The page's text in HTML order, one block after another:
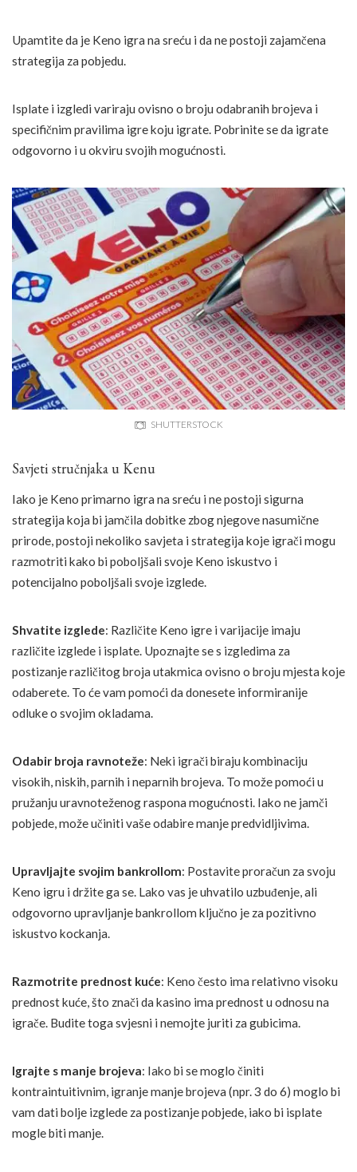
Upamtite da je Keno igra na sreću i da ne postoji zajamčena
strategija za pobjedu.
Isplate i izgledi variraju ovisno o broju odabranih brojeva i
specifičnim pravilima igre koju igrate. Pobrinite se da igrate
odgovorno i u okviru svojih mogućnosti.
SHUTTERSTOCK
Savjeti stručnjaka u Kenu
Iako je Keno primarno igra na sreću i ne postoji sigurna
strategija koja bi jamčila dobitke zbog njegove nasumične
prirode, postoji nekoliko savjeta i strategija koje igrači mogu
razmotriti kako bi poboljšali svoje Keno iskustvo i
potencijalno poboljšali svoje izglede.
Shvatite izglede: Različite Keno igre i varijacije imaju
različite izglede i isplate. Upoznajte se s izgledima za
postizanje različitog broja utakmica ovisno o broju mjesta koje
odaberete. To će vam pomoći da donesete informiranije
odluke o svojim okladama.
Odabir broja ravnoteže: Neki igrači biraju kombinaciju
visokih, niskih, parnih i neparnih brojeva. To može pomoći u
pružanju uravnoteženog raspona mogućnosti. Iako ne jamči
pobjede, može učiniti vaše odabire manje predvidljivima.
Upravljajte svojim bankrollom: Postavite proračun za svoju
Keno igru i držite ga se. Lako vas je uhvatilo uzbuđenje, ali
odgovorno upravljanje bankrollom ključno je za pozitivno
iskustvo kockanja.
Razmotrite prednost kuće: Keno često ima relativno visoku
prednost kuće, što znači da kasino ima prednost u odnosu na
igrače. Budite toga svjesni i nemojte juriti za gubicima.
Igrajte s manje brojeva: Iako bi se moglo činiti
kontraintuitivnim, igranje manje brojeva (npr. 3 do 6) moglo bi
vam dati bolje izglede za postizanje pobjede, iako bi isplate
mogle biti manje.